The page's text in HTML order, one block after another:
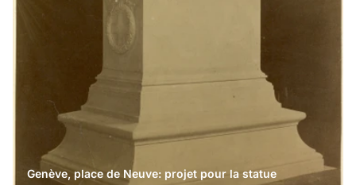
Genève, place de Neuve: projet pour la statue